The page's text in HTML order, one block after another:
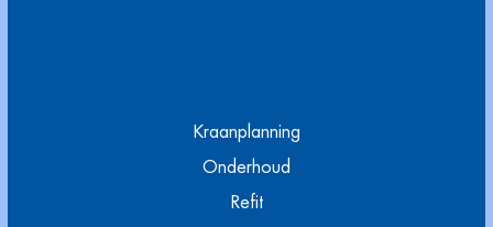
Kraanplanning
Onderhoud
Refit